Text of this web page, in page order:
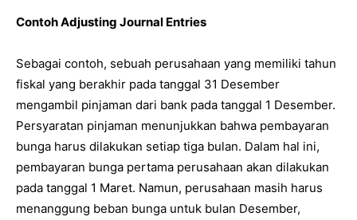
Contoh Adjusting Journal Entries
Sebagai contoh, sebuah perusahaan yang memiliki tahun
fiskal yang berakhir pada tanggal 31 Desember
mengambil pinjaman dari bank pada tanggal 1 Desember.
Persyaratan pinjaman menunjukkan bahwa pembayaran
bunga harus dilakukan setiap tiga bulan. Dalam hal ini,
pembayaran bunga pertama perusahaan akan dilakukan
pada tanggal 1 Maret. Namun, perusahaan masih harus
menanggung beban bunga untuk bulan Desember,